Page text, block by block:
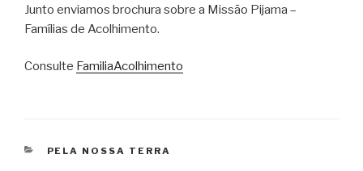
Junto enviamos brochura sobre a Missão Pijama –
Famílias de Acolhimento.
Consulte FamiliaAcolhimento
CATEGORIAS
PELA NOSSA TERRA